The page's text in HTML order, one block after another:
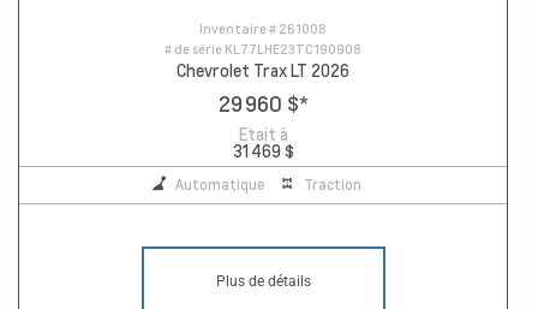
Inventaire # 261008
# de série KL77LHE23TC190908
Chevrolet Trax LT 2026
29 960 $*
Etait à
31 469 $
Automatique Traction
Plus de détails